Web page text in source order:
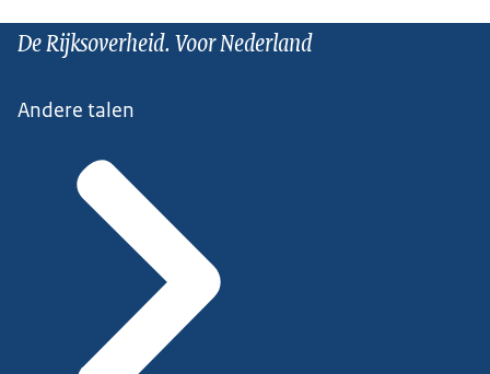
De Rijksoverheid. Voor Nederland
Andere talen